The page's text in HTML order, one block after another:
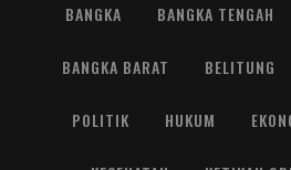
BANGKA BANGKA TENGAH
BANGKA BARAT BELITUNG
POLITIK HUKUM